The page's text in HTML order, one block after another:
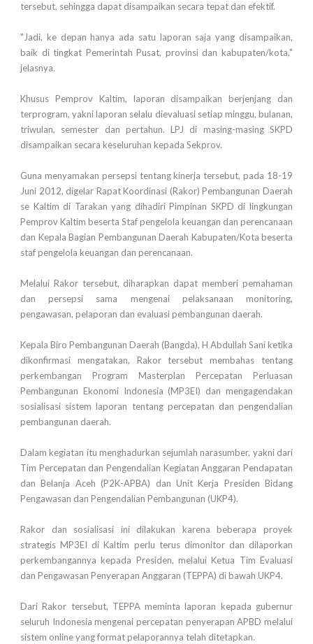
tersebut, sehingga dapat disampaikan secara tepat dan efektif.
"Jadi, ke depan hanya ada satu laporan saja yang disampaikan,
baik di tingkat Pemerintah Pusat, provinsi dan kabupaten/kota,"
jelasnya.
Khusus Pemprov Kaltim, laporan disampaikan berjenjang dan
terprogram, yakni laporan selalu dievaluasi setiap minggu, bulanan,
triwulan, semester dan pertahun. LPJ di masing-masing SKPD
disampaikan secara keseluruhan kepada Sekprov.
Guna menyamakan persepsi tentang kinerja tersebut, pada 18-19
Juni 2012, digelar Rapat Koordinasi (Rakor) Pembangunan Daerah
se Kaltim di Tarakan yang dihadiri Pimpinan SKPD di lingkungan
Pemprov Kaltim beserta Staf pengelola keuangan dan perencanaan
dan Kepala Bagian Pembangunan Daerah Kabupaten/Kota beserta
staf pengelola keuangan dan perencanaan.
Melalui Rakor tersebut, diharapkan dapat memberi pemahaman
dan persepsi sama mengenai pelaksanaan monitoring,
pengawasan, pelaporan dan evaluasi pembangunan daerah.
Kepala Biro Pembangunan Daerah (Bangda), H Abdullah Sani ketika
dikonfirmasi mengatakan, Rakor tersebut membahas tentang
perkembangan Program Masterplan Percepatan Perluasan
Pembangunan Ekonomi Indonesia (MP3EI) dan mengagendakan
sosialisasi sistem laporan tentang percepatan dan pengendalian
pembangunan daerah.
Dalam kegiatan itu menghadurkan sejumlah narasumber, yakni dari
Tim Percepatan dan Pengendalian Kegiatan Anggaran Pendapatan
dan Belanja Aceh (P2K-APBA) dan Unit Kerja Presiden Bidang
Pengawasan dan Pengendalian Pembangunan (UKP4).
Rakor dan sosialisasi ini dilakukan karena beberapa proyek
strategis MP3EI di Kaltim perlu terus dimonitor dan dilaporkan
perkembangannya kepada Presiden, melalui Ketua Tim Evaluasi
dan Pengawasan Penyerapan Anggaran (TEPPA) di bawah UKP4.
Dari Rakor tersebut, TEPPA meminta laporan kepada gubernur
seluruh Indonesia mengenai percepatan penyerapan APBD melalui
sistem online yang format pelaporannya telah ditetapkan.